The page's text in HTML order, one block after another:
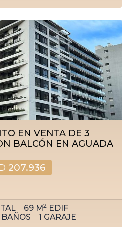
EN VENTA DE 3
BALCÓN EN AGUADA
207.936
69 M2 EDIF
BAÑOS 1 GARAJE